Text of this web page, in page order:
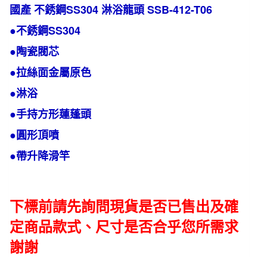
頭
SSB-
412-
T06
數
量
國產 不銹鋼SS304 淋浴龍頭 SSB-412-T06
●不銹鋼SS304
●陶瓷閥芯
●拉絲面金屬原色
●淋浴
●手持方形蓮蓬頭
●圓形頂噴
●帶升降滑竿
下標前請先詢問現貨是否已售出及確
定商品款式、尺寸是否合乎您所需求
謝謝